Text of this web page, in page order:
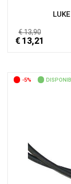
€ 13,90
€ 13,21
-5%